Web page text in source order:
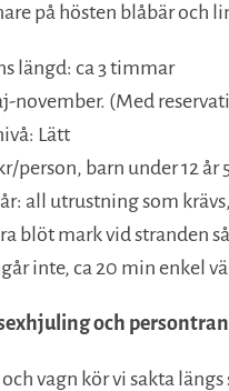
på hösten blåbär och
längd: ca 3 timmar
november. (Med
Lätt
person, barn under 12
all utrustning som
blöt mark vid stranden
inte, ca 20 min enkel
och
vagn kör vi sakta